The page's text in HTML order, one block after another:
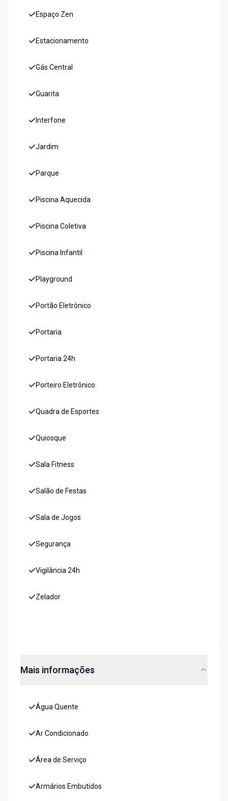
Espaço Zen
Estacionamento
Gás Central
Guarita
Interfone
Jardim
Parque
Piscina Aquecida
Piscina Coletiva
Piscina Infantil
Playground
Portão Eletrônico
Portaria
Portaria 24h
Porteiro Eletrônico
Quadra de Esportes
Quiosque
Sala Fitness
Salão de Festas
Sala de Jogos
Segurança
Vigilância 24h
Zelador
Mais informações
Água Quente
Ar Condicionado
Área de Serviço
Armários Embutidos